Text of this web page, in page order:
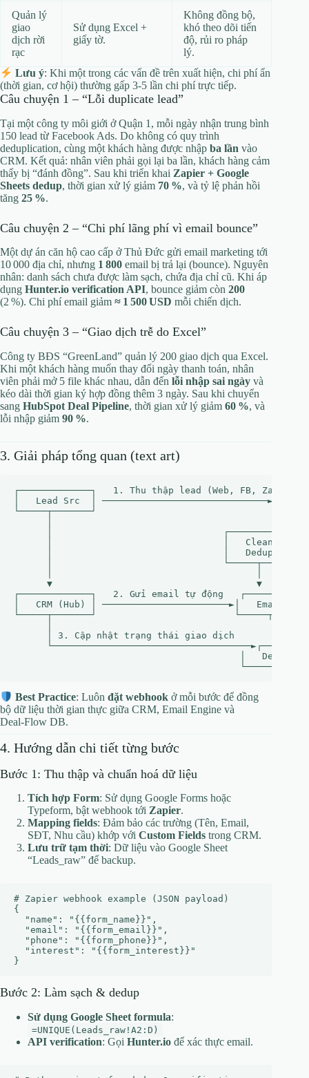
Quản lý
giao
dịch rời
rạc
Sử dụng Excel +
giấy tờ.
Không đồng bộ,
khó theo dõi tiến
độ, rủi ro pháp
lý.
Lưu ý: Khi một trong các vấn đề trên xuất hiện, chi phí ẩn
(thời gian, cơ hội) thường gấp 3‑5 lần chi phí trực tiếp.
Câu chuyện 1 – “Lỗi duplicate lead”
Tại một công ty môi giới ở Quận 1, mỗi ngày nhận trung bình
150 lead từ Facebook Ads. Do không có quy trình
deduplication, cùng một khách hàng được nhập ba lần vào
CRM. Kết quả: nhân viên phải gọi lại ba lần, khách hàng cảm
thấy bị “đánh đồng”. Sau khi triển khai Zapier + Google
Sheets dedup, thời gian xử lý giảm 70 %, và tỷ lệ phản hồi
tăng 25 %.
Câu chuyện 2 – “Chi phí lãng phí vì email bounce”
Một dự án căn hộ cao cấp ở Thủ Đức gửi email marketing tới
10 000 địa chỉ, nhưng 1 800 email bị trả lại (bounce). Nguyên
nhân: danh sách chưa được làm sạch, chứa địa chỉ cũ. Khi áp
dụng Hunter.io verification API, bounce giảm còn 200
(2 %). Chi phí email giảm ≈ 1 500 USD mỗi chiến dịch.
Câu chuyện 3 – “Giao dịch trễ do Excel”
Công ty BĐS “GreenLand” quản lý 200 giao dịch qua Excel.
Khi một khách hàng muốn thay đổi ngày thanh toán, nhân
viên phải mở 5 file khác nhau, dẫn đến lỗi nhập sai ngày và
kéo dài thời gian ký hợp đồng thêm 3 ngày. Sau khi chuyển
sang HubSpot Deal Pipeline, thời gian xử lý giảm 60 %, và
lỗi nhập giảm 90 %.
3. Giải pháp tổng quan (text art)
┌─────────────┐   1. Thu thập lead (Web, FB, Zalo)
│   Lead Src  │ ──────────────────────────────►
└─────┬───────┘                                 │
│
│                               │   Clean &
│                               │   Dedup
│
      ▼                                     ▼
┌─────────────┐   2. Gửi email tự động
│   CRM (Hub) │ ───────────────────────►│   Email
└─────┬───────┘
      │ 3. Cập nhật trạng thái giao dịch       ▼
│
Best Practice: Luônđặt webhook ở mỗi bước để đồng
bộ dữ liệu thời gian thực giữa CRM, Email Engine và
Deal‑Flow DB.
4. Hướng dẫn chi tiết từng bước
Bước 1: Thu thập và chuẩn hoá dữ liệu
Tích hợp Form: Sử dụng Google Forms hoặc
Typeform, bật webhook tới Zapier.
Mapping fields: Đảm bảo các trường (Tên, Email,
SĐT, Nhu cầu) khớp với Custom Fields trong CRM.
Lưu trữ tạm thời: Dữ liệu vào Google Sheet
“Leads_raw” để backup.
# Zapier webhook example (JSON payload)
{
  "name": "{{form_name}}",
  "email": "{{form_email}}",
  "phone": "{{form_phone}}",
  "interest": "{{form_interest}}"
Bước 2: Làm sạch & dedup
Sử dụng Google Sheet formula:
=UNIQUE(Leads_raw!A2:D)
API verification: Gọi Hunter.io để xác thực email.